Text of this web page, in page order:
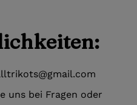
uns bei Fragen oder